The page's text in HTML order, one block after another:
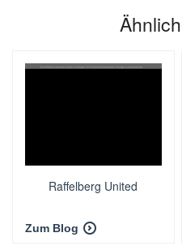
Raffelberg United
Zum Blog